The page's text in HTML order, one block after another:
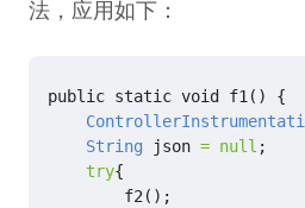
法，应用如下：
public static void f1()
{
String
json = null ;
try{
f2();